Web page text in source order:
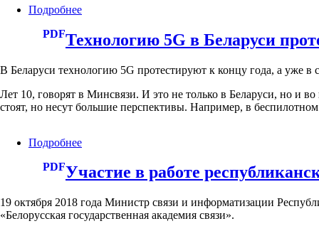
Подробнее
связи
и
Беларуси
Шульган
принимает
международного
«Евразийская
неделя»
PDFТехнологию 5G в Беларуси
В Беларуси технологию 5G протестируют к концу года, а уже в
Лет 10, говорят в Минсвязи. И это не только в Беларуси, но и
стоят, но несут большие перспективы. Например, в беспилотном
Подробнее
5G
в
протестируют
в
PDFУчастие в работе
19 октября 2018 года Министр связи и информатизации
«Белорусская государственная академия связи».